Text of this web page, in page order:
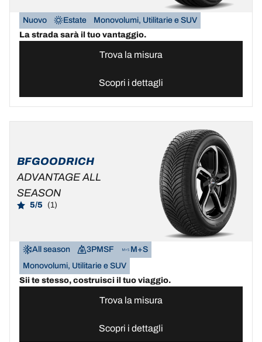
Nuovo Estate
Monovolumi, Utilitarie e SUV
La strada sarà il tuo vantaggio.
Trova la misura
Scopri i dettagli
BFGOODRICH
ADVANTAGE ALL
SEASON
5/5 (1)
All season 3PMSF
M+S
Monovolumi, Utilitarie e SUV
Sii te stesso, costruisci il tuo viaggio.
Trova la misura
Scopri i dettagli